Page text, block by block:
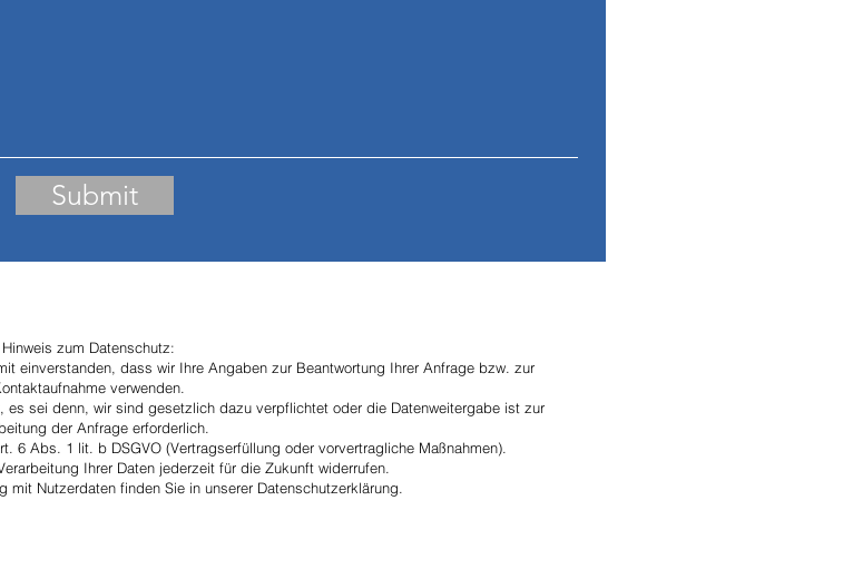
Submit
Hinweis zum Datenschutz:
einverstanden, dass wir Ihre Angaben zur Beantwortung Ihrer Anfrage bzw. zur
verwenden.
sei denn, wir sind gesetzlich dazu verpflichtet oder die Datenweitergabe ist zur
der Anfrage erforderlich.
6 Abs. 1 lit. b DSGVO (Vertragserfüllung oder vorvertragliche Maßnahmen).
Ihrer Daten jederzeit für die Zukunft widerrufen.
mit Nutzerdaten finden Sie in unserer Datenschutzerklärung.